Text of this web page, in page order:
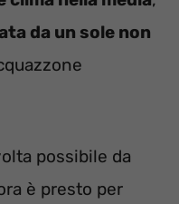
da un sole non
possibile da
è presto per